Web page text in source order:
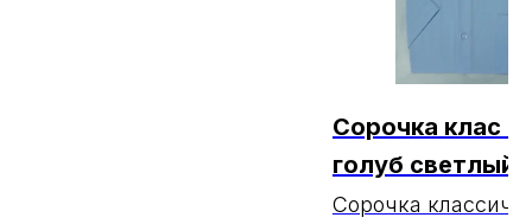
Сорочка клас
голуб светлый
оттенок CVC27s
Сорочка